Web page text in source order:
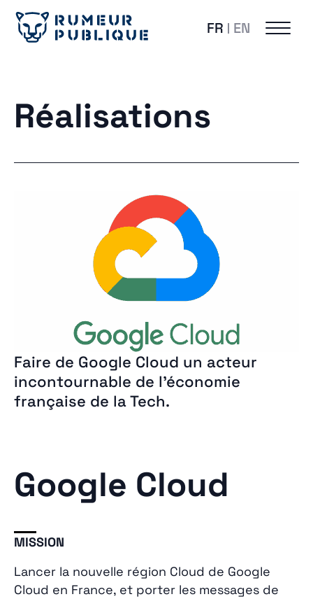
FR EN
Réalisations
Faire de Google Cloud un acteur
incontournable de l’économie
française de la Tech.
Google Cloud
MISSION
Lancer la nouvelle région Cloud de Google
Cloud en France, et porter les messages de